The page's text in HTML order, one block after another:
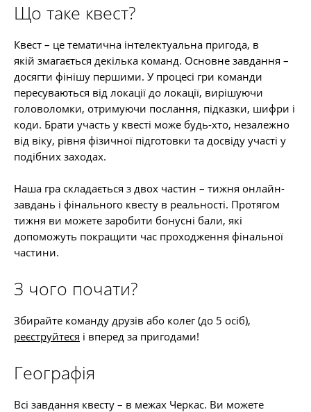
Що таке квест?
Квест – це тематична інтелектуальна пригода, в
якій змагається декілька команд. Основне завдання –
досягти фінішу першими. У процесі гри команди
пересуваються від локації до локації, вирішуючи
головоломки, отримуючи послання, підказки, шифри і
коди. Брати участь у квесті може будь-хто, незалежно
від віку, рівня фізичної підготовки та досвіду участі у
подібних заходах.
Наша гра складається з двох частин – тижня онлайн-
завдань і фінального квесту в реальності. Протягом
тижня ви можете заробити бонусні бали, які
допоможуть покращити час проходження фінальної
частини.
З чого почати?
Збирайте команду друзів або колег (до 5 осіб),
реєструйтеся і вперед за пригодами!
Географія
Всі завдання квесту – в межах Черкас. Ви можете